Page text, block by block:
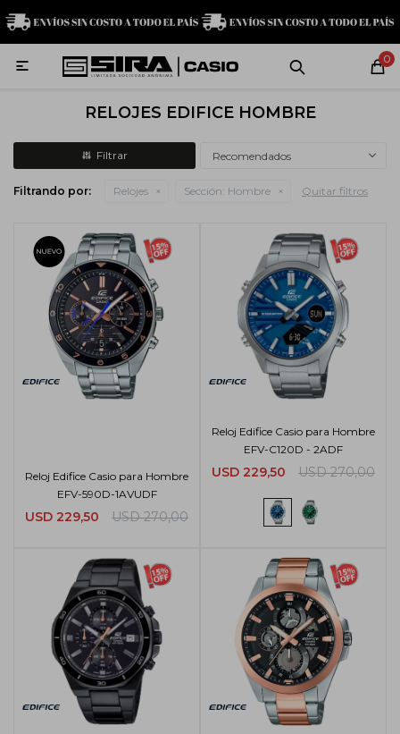
0

RELOJES EDIFICE HOMBRE
Recomendados
Filtrando por: Relojes Sección: Hombre Quitar filtros
Reloj Edifice Casio para Hombre
EFV-590D-1AVUDF
USD 229,50 USD 270,00
Reloj Edifice Casio para Hombre
EFV-C120D - 2ADF
USD 229,50 USD 270,00
MI CUENTA
Relojes Servicio técnico Contacto
G-Shock
Edifice
Casio